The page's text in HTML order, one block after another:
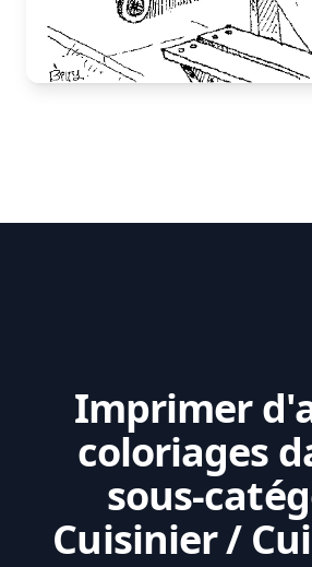
Imprimer
coloriages
sous-
Cuisinier /